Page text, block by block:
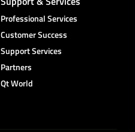
Professional Services
Customer Success
Support Services
Partners
Qt World